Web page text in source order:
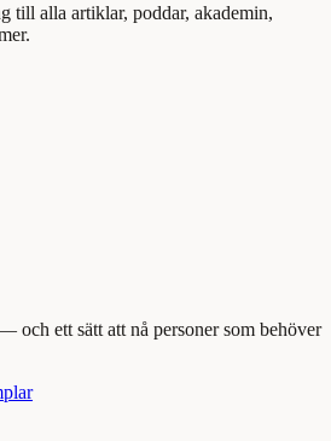
till alla artiklar, poddar, akademin,
ett sätt att nå personer som behöver